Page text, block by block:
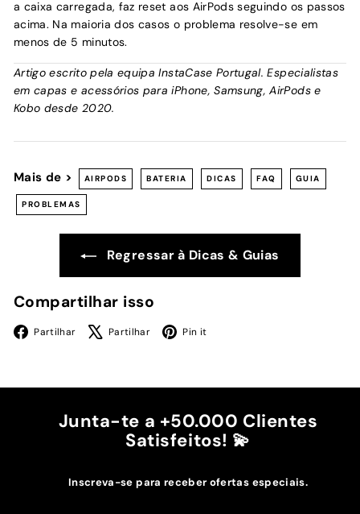
a caixa carregada, faz reset aos AirPods seguindo os passos
acima. Na maioria dos casos o problema resolve-se em
menos de 5 minutos.
Artigo escrito pela equipa InstaCase Portugal. Especialistas
em capas e acessórios para iPhone, Samsung, AirPods e
Kobo desde 2020.
Mais de > AIRPODS BATERIA DICAS FAQ GUIA
PROBLEMAS
Regressar à Dicas & Guias
Compartilhar isso
Partilhar Facebook
Partilhar X Pin it
Junta-te a +50.000 Clientes
Satisfeitos! 💫
Inscreva-se para receber ofertas especiais.